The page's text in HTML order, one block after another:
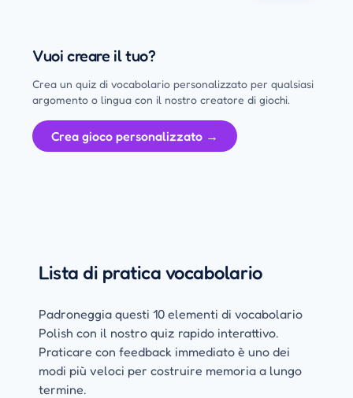
Vuoi creare il tuo?
Crea un quiz di vocabolario personalizzato per qualsiasi
argomento o lingua con il nostro creatore di giochi.
Crea gioco personalizzato →
Lista di pratica vocabolario
Padroneggia questi 10 elementi di vocabolario
Polish con il nostro quiz rapido interattivo.
Praticare con feedback immediato è uno dei
modi più veloci per costruire memoria a lungo
termine.